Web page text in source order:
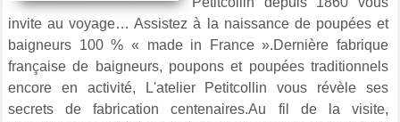
invite au voyage… Assistez à la naissance de poupées et
baigneurs 100 % « made in France ».Dernière fabrique
française de baigneurs, poupons et poupées traditionnels
encore en activité, L'atelier Petitcollin vous révèle ses
secrets de fabrication centenaires.Au fil de la visite,